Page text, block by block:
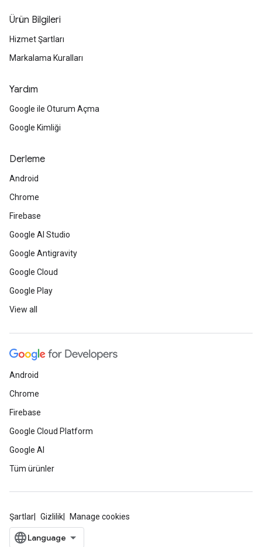
Ürün Bilgileri
Hizmet Şartları
Markalama Kuralları
Yardım
Google ile Oturum Açma
Google Kimliği
Derleme
Android
Chrome
Firebase
Google AI Studio
Google Antigravity
Google Cloud
Google Play
View all
Android
Chrome
Firebase
Google Cloud Platform
Google AI
Tüm ürünler
Şartlar Gizlilik Manage cookies